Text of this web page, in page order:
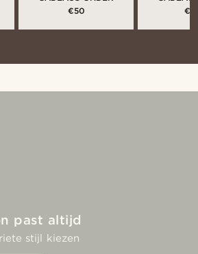
€50
past altijd
stijl kiezen